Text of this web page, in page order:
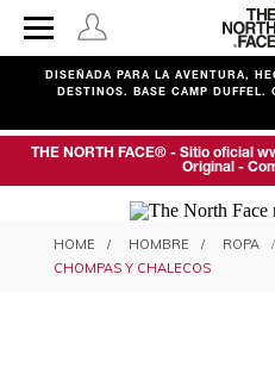
DISEÑADA PARA LA AVENTURA,
DESTINOS. BASE CAMP DUFFEL.
THE NORTH FACE® - Sitio oficial
Original -
CHOMPAS Y
HOMBRE
ROPA
CHOMPAS Y CHALECOS